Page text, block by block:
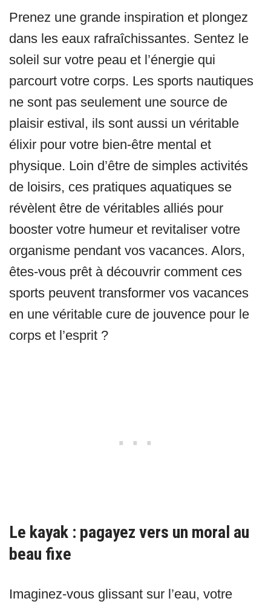
Prenez une grande inspiration et plongez
dans les eaux rafraîchissantes. Sentez le
soleil sur votre peau et l’énergie qui
parcourt votre corps. Les sports nautiques
ne sont pas seulement une source de
plaisir estival, ils sont aussi un véritable
élixir pour votre bien-être mental et
physique. Loin d’être de simples activités
de loisirs, ces pratiques aquatiques se
révèlent être de véritables alliés pour
booster votre humeur et revitaliser votre
organisme pendant vos vacances. Alors,
êtes-vous prêt à découvrir comment ces
sports peuvent transformer vos vacances
en une véritable cure de jouvence pour le
corps et l’esprit ?
Le kayak : pagayez vers un moral au
beau fixe
Imaginez-vous glissant sur l’eau, votre